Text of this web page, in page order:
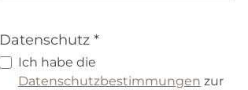
Datenschutz *
Ich habe die
Datenschutzbestimmungen zur